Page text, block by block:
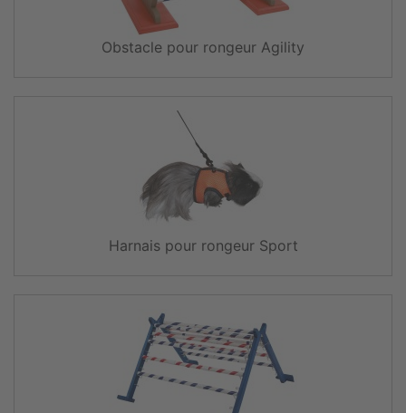
Obstacle pour rongeur Agility
Harnais pour rongeur Sport